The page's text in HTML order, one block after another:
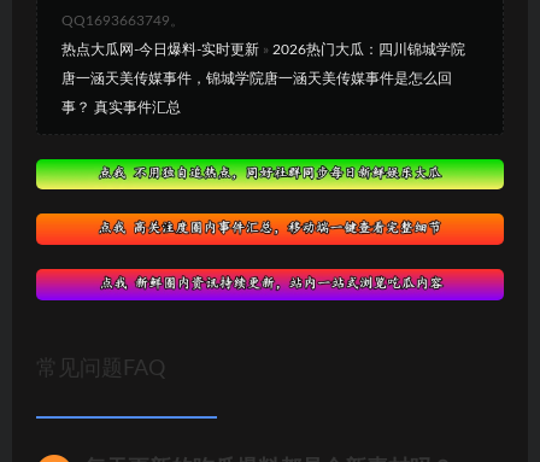
QQ1693663749。
热点大瓜网-今日爆料-实时更新 » 2026热门大瓜：四川锦城学院
唐一涵天美传媒事件，锦城学院唐一涵天美传媒事件是怎么回
事？ 真实事件汇总
常见问题FAQ